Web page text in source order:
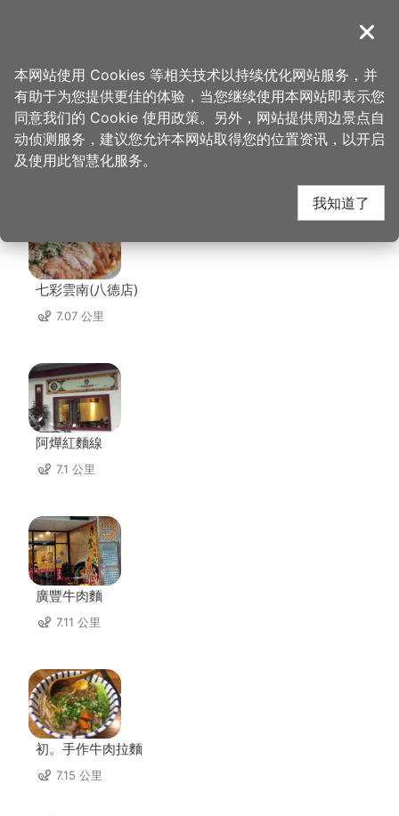
導覽
首页 > 想去的地方 > 住宿 > 宾士旅馆
宾士旅馆 周边店家
七彩雲南(八德店)
7.07 公里
阿燁紅麵線
7.1 公里
廣豐牛肉麵
7.11 公里
初。手作牛肉拉麵
7.15 公里
关闭
本网站使用 Cookies 等相关技术以持续优化网站服务，并
有助于为您提供更佳的体验，当您继续使用本网站即表示您
同意我们的 Cookie 使用政策。另外，网站提供周边景点自
动侦测服务，建议您允许本网站取得您的位置资讯，以开启
及使用此智慧化服务。
我知道了